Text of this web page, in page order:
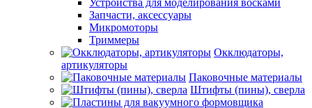
Устройства для моделирования восками
Запчасти, аксессуары
Микромоторы
Триммеры
Окклюдаторы,
артикуляторы
Паковочные материалы
Штифты (пины), сверла